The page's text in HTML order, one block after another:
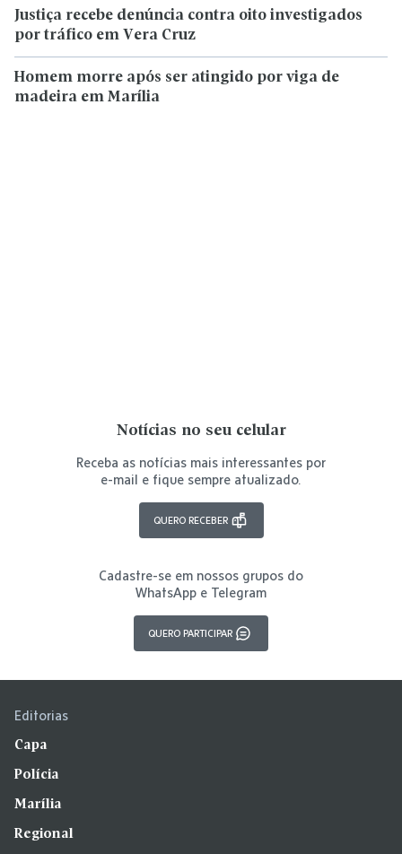
Justiça recebe denúncia contra oito investigados
por tráfico em Vera Cruz
Homem morre após ser atingido por viga de
madeira em Marília
Notícias no seu celular
Receba as notícias mais interessantes por
e-mail e fique sempre atualizado.
QUERO RECEBER
Cadastre-se em nossos grupos do
WhatsApp e Telegram
QUERO PARTICIPAR
Editorias
Capa
Polícia
Marília
Regional